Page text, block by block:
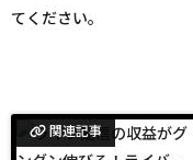
てください。
関連記事